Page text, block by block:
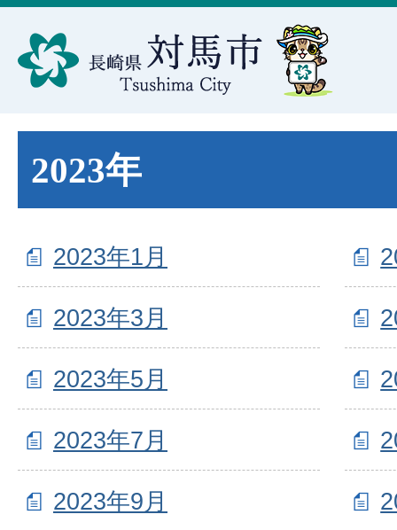
2023年
2023年1月
2023年3月
2023年5月
2023年7月
2023年9月